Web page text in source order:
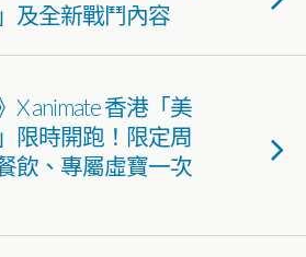
及全新戰鬥內容
X animate 香港「美
限時開跑！限定周
飲、專屬虛寶一次